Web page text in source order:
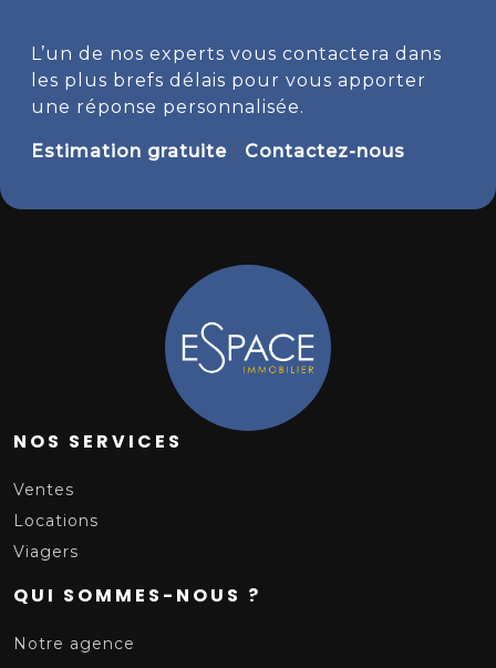
L’un de nos experts vous contactera dans
les plus brefs délais pour vous apporter
une réponse personnalisée.
Estimation gratuite Contactez-nous
NOS SERVICES
Ventes
Locations
Viagers
QUI SOMMES-NOUS ?
Notre agence